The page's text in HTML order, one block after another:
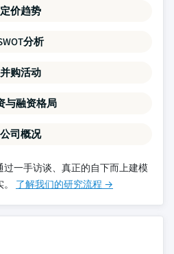
定价趋势
分析
并购活动
与融资格局
公司概况
一手访谈、真正的自下而上建模
了解我们的研究流程 →